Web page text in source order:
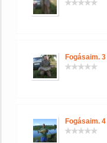
Fogásaim. 3
Fogásaim. 4